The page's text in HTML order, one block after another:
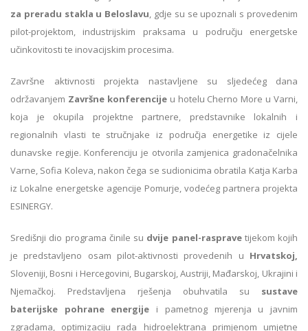
za preradu stakla u Beloslavu , gdje su se upoznali s provedenim
pilot-projektom, industrijskim praksama u području energetske
učinkovitosti te inovacijskim procesima.
Završne aktivnosti projekta nastavljene su sljedećeg dana
održavanjem Završne konferencijeu hotelu Cherno More u Varni,
koja je okupila projektne partnere, predstavnike lokalnih i
regionalnih vlasti te stručnjake iz područja energetike iz cijele
dunavske regije. Konferenciju je otvorila zamjenica gradonačelnika
Varne, Sofia Koleva, nakon čega se sudionicima obratila Katja Karba
iz Lokalne energetske agencije Pomurje, vodećeg partnera projekta
ESINERGY.
Središnji dio programa činile su dvije panel-raspravetijekom kojih
je predstavljeno osam pilot-aktivnosti provedenih u Hrvatskoj,
Sloveniji, Bosni i Hercegovini, Bugarskoj, Austriji, Mađarskoj, Ukrajini i
Njemačkoj. Predstavljena rješenja obuhvatila su sustave
baterijske pohrane energije i pametnog mjerenja u javnim
zgradama, optimizaciju rada hidroelektrana primjenom umjetne